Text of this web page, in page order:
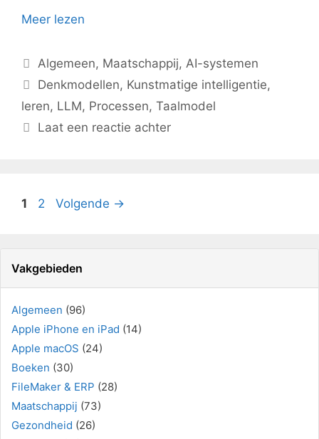
Meer lezen
Categorieën
Algemeen, Maatschappij,AI-systemen
Tags
Denkmodellen, Kunstmatige intelligentie,
leren, LLM, Processen, Taalmodel
Laat een reactie achter
Pagina
1 Pagina
2 Volgende →
Vakgebieden
Algemeen (96)
Apple iPhone en iPad (14)
Apple macOS (24)
Boeken (30)
FileMaker & ERP (28)
Maatschappij (73)
Gezondheid (26)